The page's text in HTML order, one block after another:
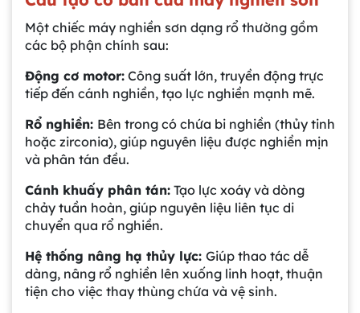
Một chiếc máy nghiền sơn dạng rổ thường gồm
các bộ phận chính sau:
Động cơ motor: Công suất lớn, truyền động trực
tiếp đến cánh nghiền, tạo lực nghiền mạnh mẽ.
Rổ nghiền: Bên trong có chứa bi nghiền (thủy tinh
hoặc zirconia), giúp nguyên liệu được nghiền mịn
và phân tán đều.
Cánh khuấy phân tán: Tạo lực xoáy và dòng
chảy tuần hoàn, giúp nguyên liệu liên tục di
chuyển qua rổ nghiền.
Hệ thống nâng hạ thủy lực: Giúp thao tác dễ
dàng, nâng rổ nghiền lên xuống linh hoạt, thuận
tiện cho việc thay thùng chứa và vệ sinh.